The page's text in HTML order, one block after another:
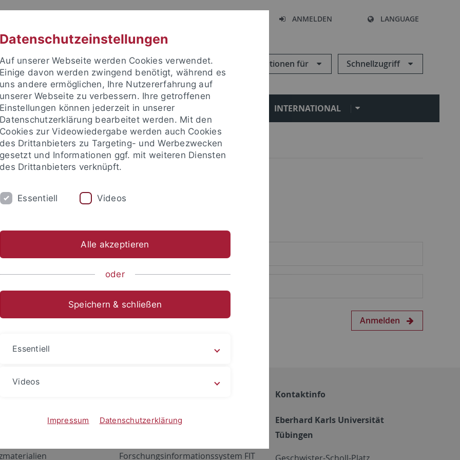
ANMELDEN LANGUAGE
Informationen für Schnellzugriff
FORSCHUNG EINRICHTUNGEN INTERNATIONAL
um sich anzumelden:
Anmelden
Netzwerk
ALMA
Forschungsinformationssystem FIT
Kontaktinfo
Eberhard Karls Universität
Tübingen
Datenschutzeinstellungen
Auf unserer Webseite werden Cookies verwendet.
Einige davon werden zwingend benötigt, während es
uns andere ermöglichen, Ihre Nutzererfahrung auf
unserer Webseite zu verbessern. Ihre getroffenen
Einstellungen können jederzeit in unserer
Datenschutzerklärung bearbeitet werden. Mit den
Cookies zur Videowiedergabe werden auch Cookies
des Drittanbieters zu Targeting- und Werbezwecken
gesetzt und Informationen ggf. mit weiteren Diensten
des Drittanbieters verknüpft.
Essentiell Videos
Alle akzeptieren
oder
Speichern & schließen
Essentiell
Videos
Impressum Datenschutzerklärung